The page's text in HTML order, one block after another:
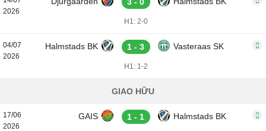
2026
H1: 2-0
04/07
2026
Halmstads BK 1 - 3 Vasteraas SK
H1: 1-2
GIAO HỮU
17/06
2026
GAIS 1 - 1 Halmstads BK